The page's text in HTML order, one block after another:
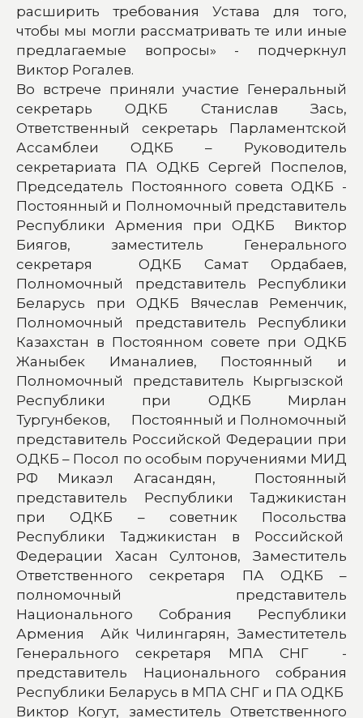
расширить требования Устава для того,
чтобы мы могли рассматривать те или иные
предлагаемые вопросы» - подчеркнул
Виктор Рогалев.
Во встрече приняли участие Генеральный
секретарь ОДКБ Станислав Зась,
Ответственный секретарь Парламентской
Ассамблеи ОДКБ – Руководитель
секретариата ПА ОДКБ Сергей Поспелов,
Председатель Постоянного совета ОДКБ -
Постоянный и Полномочный представитель
Республики Армения при ОДКБ Виктор
Биягов, заместитель Генерального
секретаря ОДКБ Самат Ордабаев,
Полномочный представитель Республики
Беларусь при ОДКБ Вячеслав Ременчик,
Полномочный представитель Республики
Казахстан в Постоянном совете при ОДКБ
Жаныбек Иманалиев, Постоянный и
Полномочный представитель Кыргызской
Республики при ОДКБ Мирлан
Тургунбеков, Постоянный и Полномочный
представитель Российской Федерации при
ОДКБ – Посол по особым поручениями МИД
РФ Микаэл Агасандян, Постоянный
представитель Республики Таджикистан
при ОДКБ – советник Посольства
Республики Таджикистан в Российской
Федерации Хасан Султонов, Заместитель
Ответственного секретаря ПА ОДКБ –
полномочный представитель
Национального Собрания Республики
Армения Айк Чилингарян, Заместитетель
Генерального секретаря МПА СНГ -
представитель Национального собрания
Республики Беларусь в МПА СНГ и ПА ОДКБ
Виктор Когут, заместитель Ответственного